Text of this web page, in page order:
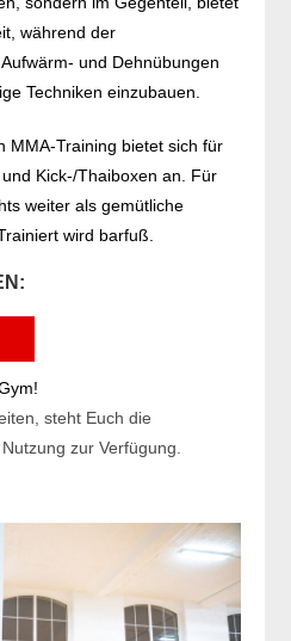
während der
und Dehnübungen
Techniken einzubauen.
MMA-Training bietet sich für
Kick-/Thaiboxen an. Für
weiter als gemütliche
wird barfuß.
steht Euch die
zur Verfügung.